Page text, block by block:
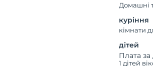
Домашні
куріння
кімнати
дітей
Плата за
1 дітей